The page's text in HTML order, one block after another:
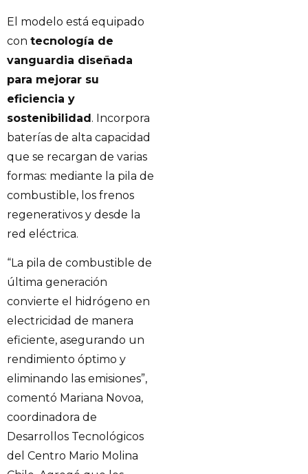
El modelo está equipado
con tecnología de
vanguardia diseñada
para mejorar su
eficiencia y
sostenibilidad. Incorpora
baterías de alta capacidad
que se recargan de varias
formas: mediante la pila de
combustible, los frenos
regenerativos y desde la
red eléctrica.
“La pila de combustible de
última generación
convierte el hidrógeno en
electricidad de manera
eficiente, asegurando un
rendimiento óptimo y
eliminando las emisiones”,
comentó Mariana Novoa,
coordinadora de
Desarrollos Tecnológicos
del Centro Mario Molina